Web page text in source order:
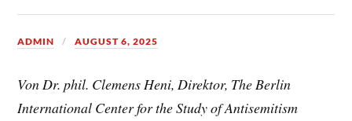
ADMIN AUGUST 6, 2025
Von Dr. phil. Clemens Heni, Direktor, The Berlin
International Center for the Study of Antisemitism